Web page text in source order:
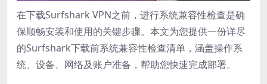
在下载Surfshark VPN之前，进行系统兼容性检查是确
保顺畅安装和使用的关键步骤。本文为您提供一份详尽
的Surfshark下载前系统兼容性检查清单，涵盖操作系
统、设备、网络及账户准备，帮助您快速完成部署。